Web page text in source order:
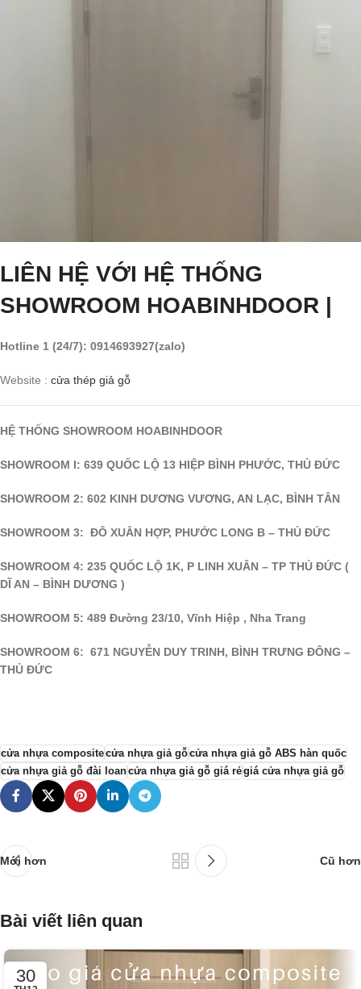
LIÊN HỆ VỚI HỆ THỐNG
SHOWROOM HOABINHDOOR |
Hotline 1 (24/7): 0914693927(zalo)
Website : cửa thép giả gỗ
HỆ THỐNG SHOWROOM HOABINHDOOR
SHOWROOM I: 639 QUỐC LỘ 13 HIỆP BÌNH PHƯỚC, THỦ ĐỨC
SHOWROOM 2: 602 KINH DƯƠNG VƯƠNG, AN LẠC, BÌNH TÂN
SHOWROOM 3: ĐÔ XUÂN HỢP, PHƯỚC LONG B – THỦ ĐỨC
SHOWROOM 4: 235 QUỐC LỘ 1K, P LINH XUÂN – TP THỦ ĐỨC (
DĨ AN – BÌNH DƯƠNG )
SHOWROOM 5: 489 Đường 23/10, Vĩnh Hiệp , Nha Trang
SHOWROOM 6: 671 NGUYỄN DUY TRINH, BÌNH TRƯNG ĐÔNG –
THỦ ĐỨC
cửa nhựa compositecửa nhựa giả gỗcửa nhựa giả gỗ ABS hàn quốc
cửa nhựa giả gỗ đài loancửa nhựa giả gỗ giá rẻgiá cửa nhựa giả gỗ
Mới hơn Cũ hơn
Bài viết liên quan
30